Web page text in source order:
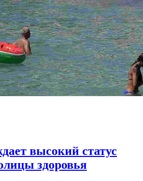
высокий статус
здоровья